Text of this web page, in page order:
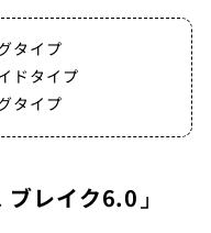
タイプ
ドタイプ
タイプ
レイク6.0」